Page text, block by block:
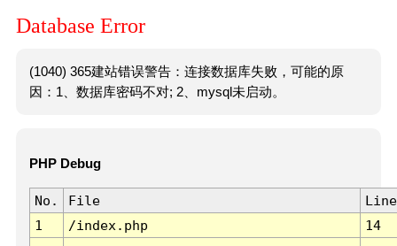
Database Error
(1040) 365建站错误警告：连接数据库失败，可能的原
因：1、数据库密码不对; 2、mysql未启动。
PHP Debug
No. File
Line
1
/index.php 14